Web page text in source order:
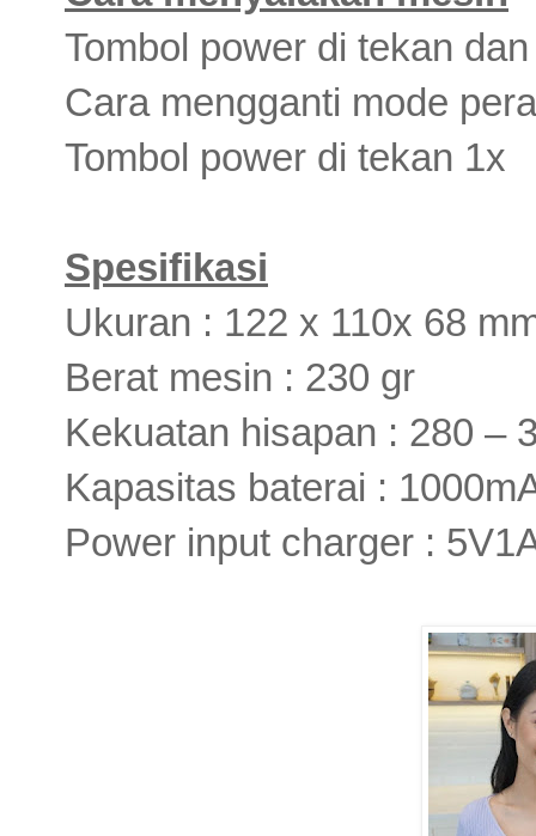
Tombol power di tekan
Cara mengganti mode
Tombol power di tekan 1x
Spesifikasi
Ukuran : 122 x 110x 68
Berat mesin : 230 gr
Kekuatan hisapan : 280 –
Kapasitas baterai :
Power input charger :